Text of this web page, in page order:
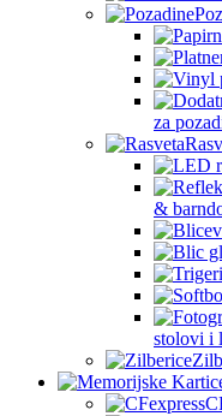
za
&
stolovi i